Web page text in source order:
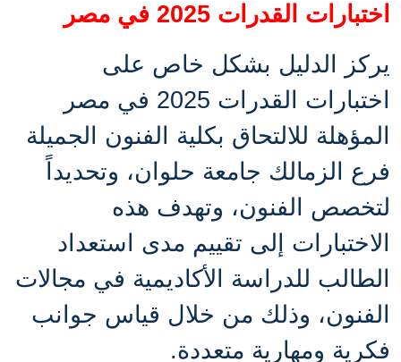
اختبارات القدرات 2025 في مصر
يركز الدليل بشكل خاص على
اختبارات القدرات 2025 في مصر
المؤهلة للالتحاق بكلية الفنون الجميلة
فرع الزمالك جامعة حلوان، وتحديداً
لتخصص الفنون، وتهدف هذه
الاختبارات إلى تقييم مدى استعداد
الطالب للدراسة الأكاديمية في مجالات
الفنون، وذلك من خلال قياس جوانب
فكرية ومهارية متعددة.